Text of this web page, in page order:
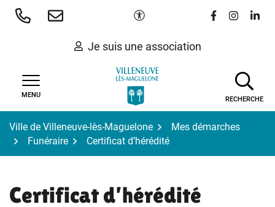
Aller
Paramètres d'accessibilité
Lien vers le
Lien vers
Lien
Je suis une association
MENU
RECHERCHE
Ville de Villeneuve-lès-Maguelone
Mes démarches
Funéraire
Certificat d’hérédité
Certificat d’hérédité